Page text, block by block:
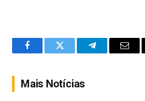
FacebookTwitter TelegramEmail
Mais Notícias